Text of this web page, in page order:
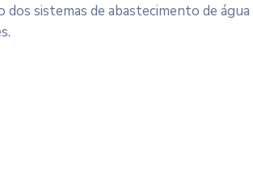
sistemas de abastecimento de água